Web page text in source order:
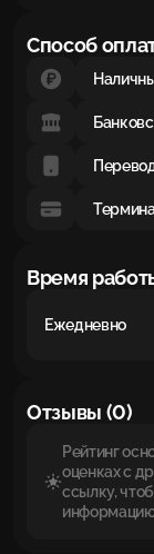
Способ
Время
Ежедневно
Отзывы (0)
Рейтинг
оценках с
ссылку,